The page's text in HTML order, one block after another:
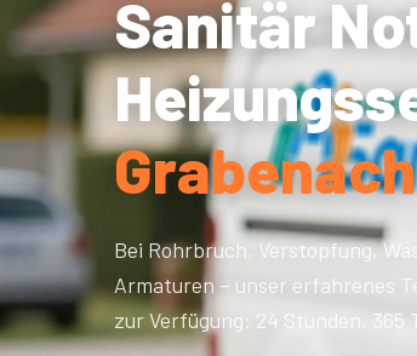
Sanitär
Bei Rohrbruch, Verstopfung,
Armaturen – unser erfahrenes
zur Verfügung: 24 Stunden, 365